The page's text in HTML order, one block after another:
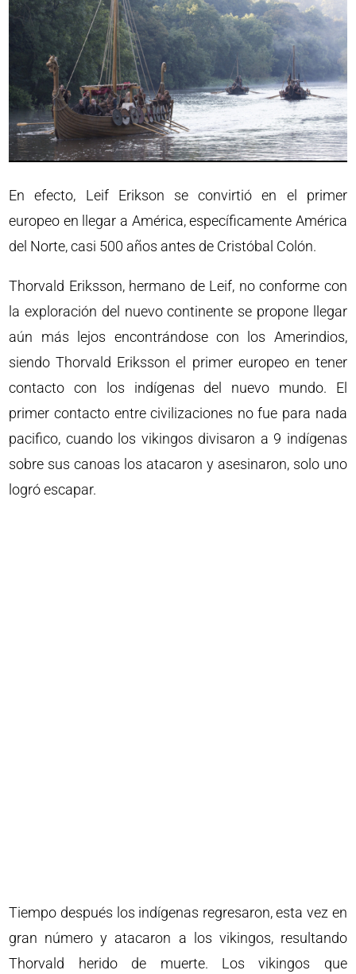
En efecto, Leif Erikson se convirtió en el primer
europeo en llegar a América, específicamente América
del Norte, casi 500 años antes de Cristóbal Colón.
Thorvald Eriksson, hermano de Leif, no conforme con
la exploración del nuevo continente se propone llegar
aún más lejos encontrándose con los Amerindios,
siendo Thorvald Eriksson el primer europeo en tener
contacto con los indígenas del nuevo mundo. El
primer contacto entre civilizaciones no fue para nada
pacifico, cuando los vikingos divisaron a 9 indígenas
sobre sus canoas los atacaron y asesinaron, solo uno
logró escapar.
Tiempo después los indígenas regresaron, esta vez en
gran número y atacaron a los vikingos, resultando
Thorvald herido de muerte. Los vikingos que